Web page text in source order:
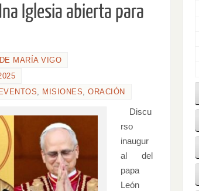
Iglesia abierta para
MARÍA VIGO
EVENTOS, MISIONES,ORACIÓN
Discu
rso
inaugur
al del
papa
León